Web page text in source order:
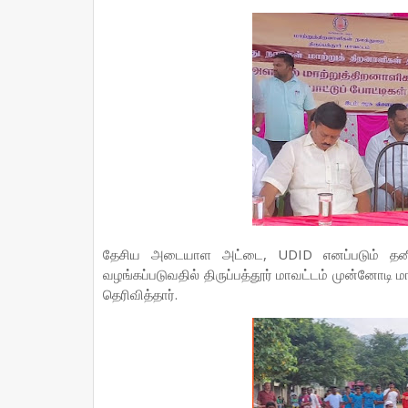
தேசிய அடையாள அட்டை, UDID எனப்படும்
வழங்கப்படுவதில் திருப்பத்தூர் மாவட்டம்
தெரிவித்தார்.